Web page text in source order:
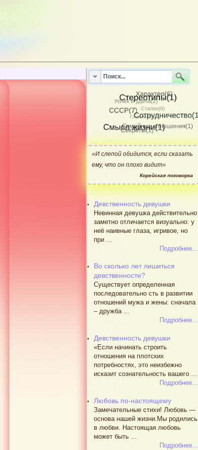
«И слепой обидится, если сказать
ему, что он плохо видит»
Корейская поговорка
Девственность девушки
Невинная девушка действительно
заметно отличается визуально: у
неё наивные глаза, игривое, но
при ...
Подробнее...
Во сколько лет лишиться
девственности?
Существует определенная
последовательно сть в развитии
отношений мужа и жены: сначала
– дружба ...
Подробнее...
Девственность девушки
«Если начинать строить
отношения на плотских
потребностях, это неизбежно
исказит сознательность вашего ...
Подробнее...
Любовь по-настоящему
Замечательные стихи! Любовь —
основа нашей жизни.Мы родились
в любви. Настоящая любовь
может быть ...
Подробнее...